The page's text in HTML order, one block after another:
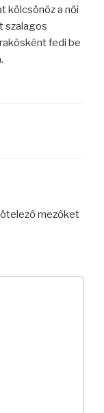
kölcsönöz a női
szalagos
fedi be
mezőket